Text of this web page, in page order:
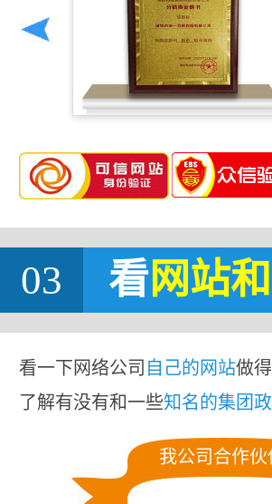
03 看网站
看一下网络公司 自己的网站做
了解有没有和一些知名的集团
我公司合作伙